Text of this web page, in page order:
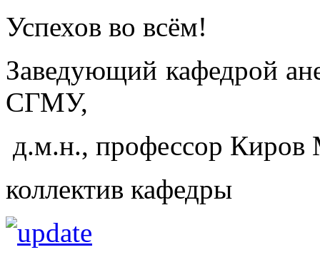
Успехов во всём!
Заведующий кафедрой
СГМУ,
д.м.н., профессор
коллектив кафедры